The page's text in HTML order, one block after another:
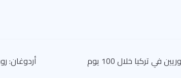
تركيا خلال 100 يوم أردوغان: